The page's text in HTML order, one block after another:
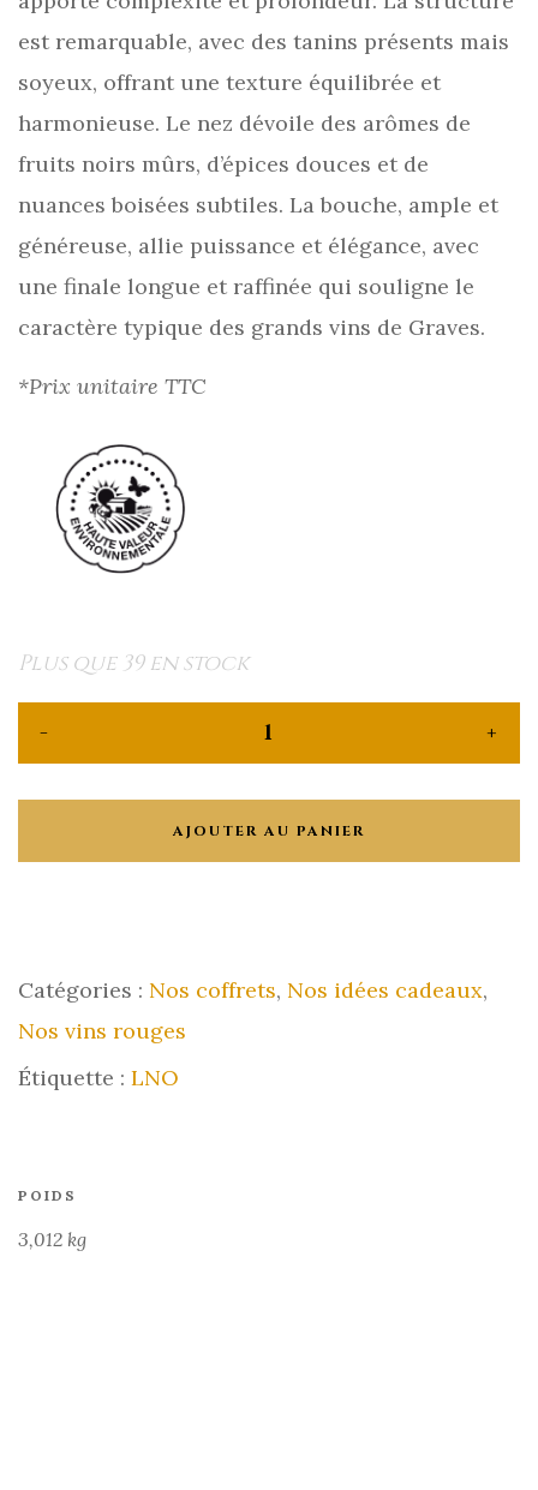
est remarquable, avec des tanins présents mais
soyeux, offrant une texture équilibrée et
harmonieuse. Le nez dévoile des arômes de
fruits noirs mûrs, d’épices douces et de
nuances boisées subtiles. La bouche, ample et
généreuse, allie puissance et élégance, avec
une finale longue et raffinée qui souligne le
caractère typique des grands vins de Graves.
*Prix unitaire TTC
Plus que 39 en stock
AJOUTER AU PANIER
Catégories : Nos coffrets, Nos idées cadeaux,
Nos vins rouges
Étiquette : LNO
POIDS
3,012 kg